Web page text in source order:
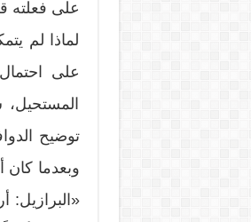
على فعلته
لماذا لم
على
توضيح
وبعدما كان